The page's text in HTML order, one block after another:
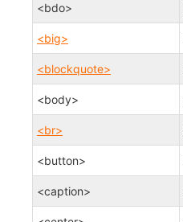
<bdo>
<big>
<blockquote>
<body>
<br>
<button>
<caption>